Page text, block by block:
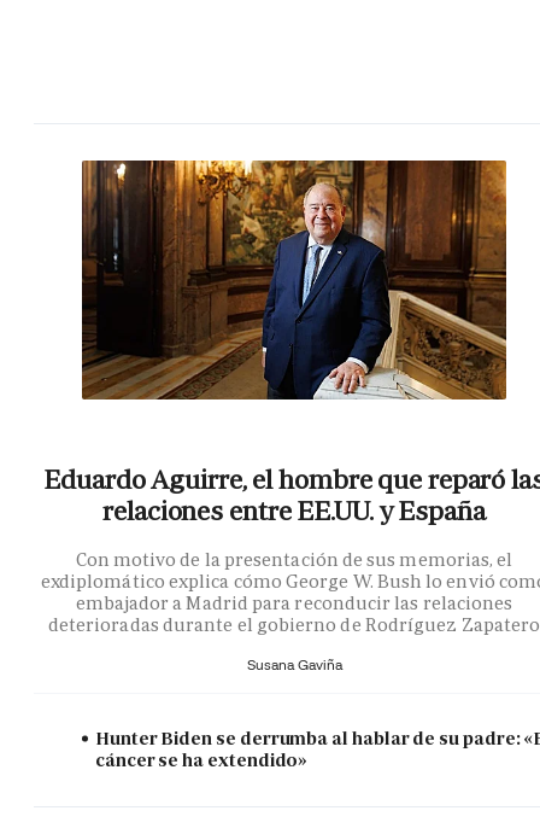
Eduardo Aguirre, el hombre que reparó
relaciones entre EE.UU. y España
Con motivo de la presentación de sus memorias, el
exdiplomático explica cómo George W. Bush lo envió
embajador a Madrid para reconducir las relaciones
deterioradas durante el gobierno de Rodríguez Zapatero
Susana Gaviña
Hunter Biden se derrumba al hablar de su padre:
cáncer se ha extendido»